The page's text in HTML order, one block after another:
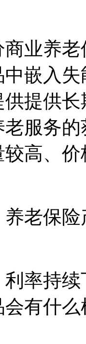
养老
嵌入
提供
服务
较高、
老保险
持续
有什